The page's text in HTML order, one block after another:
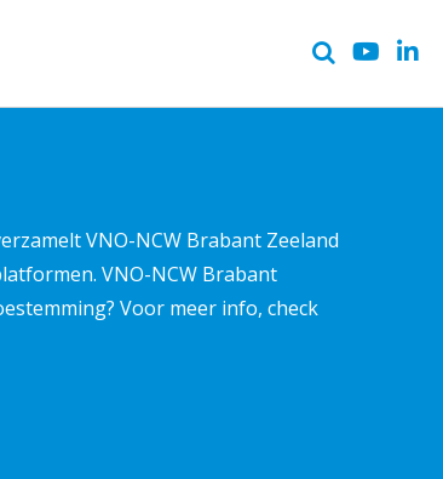
VNO-NCW Brabant Zeeland
VNO-NCW Brabant
Voor meer info, check